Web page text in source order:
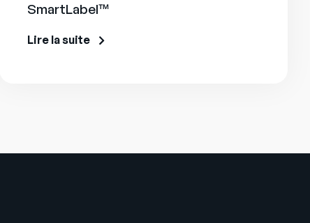
SmartLabel™
Lire la suite